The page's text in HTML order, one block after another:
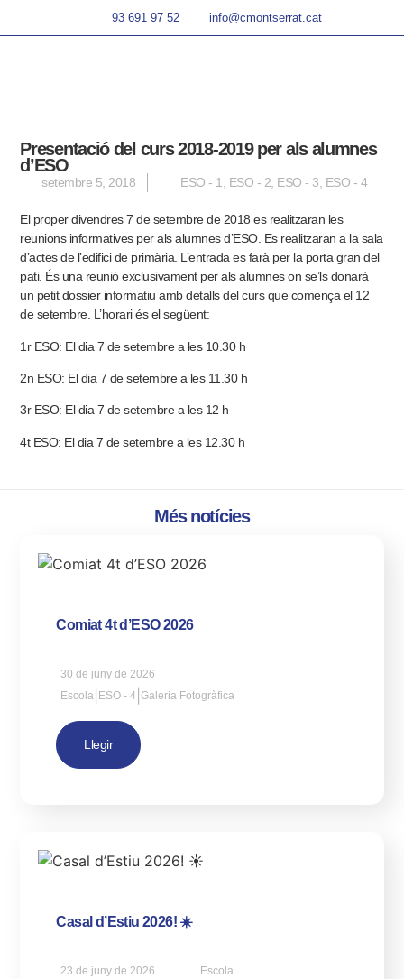
93 691 97 52 info@cmontserrat.cat
Presentació del curs 2018-2019 per als alumnes
d’ESO
setembre 5, 2018 ESO - 1 ESO - 2 ESO - 3 ESO - 4
El proper divendres 7 de setembre de 2018 es realitzaran les
reunions informatives per als alumnes d’ESO. Es realitzaran a la sala
d’actes de l’edifici de primària. L’entrada es farà per la porta gran del
pati. És una reunió exclusivament per als alumnes on se’ls donarà
un petit dossier informatiu amb detalls del curs que comença el 12
de setembre. L’horari és el següent:
1r ESO: El dia 7 de setembre a les 10.30 h
2n ESO: El dia 7 de setembre a les 11.30 h
3r ESO: El dia 7 de setembre a les 12 h
4t ESO: El dia 7 de setembre a les 12.30 h
Més notícies
Comiat 4t d’ESO 2026
30 de juny de 2026
Escola ESO - 4 |Galeria Fotogràfica
Llegir
Casal d’Estiu 2026! ☀️
23 de juny de 2026 Escola